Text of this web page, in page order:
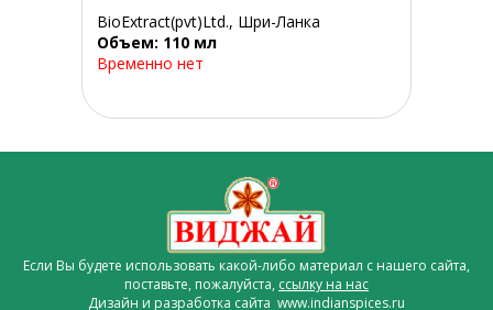
BioExtract(pvt)Ltd., Шри-Ланка
Объем: 110 мл
Временно нет
Если Вы будете использовать какой-либо материал с нашего сайта,
поставьте, пожалуйста, ссылку на нас
Дизайн и разработка сайта www.indianspices.ru